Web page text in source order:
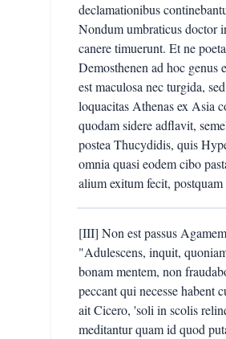
declamationibus
Nondum umbraticus doctor
canere timuerunt. Et ne
Demosthenen ad hoc genus
est maculosa nec turgida,
loquacitas Athenas ex Asia
quodam sidere adflavit,
postea Thucydidis, quis
omnia quasi eodem cibo
alium exitum fecit,
[III] Non est passus
"Adulescens, inquit,
bonam mentem, non
peccant qui necesse habent
ait Cicero, 'soli in scolis
meditantur quam id quod